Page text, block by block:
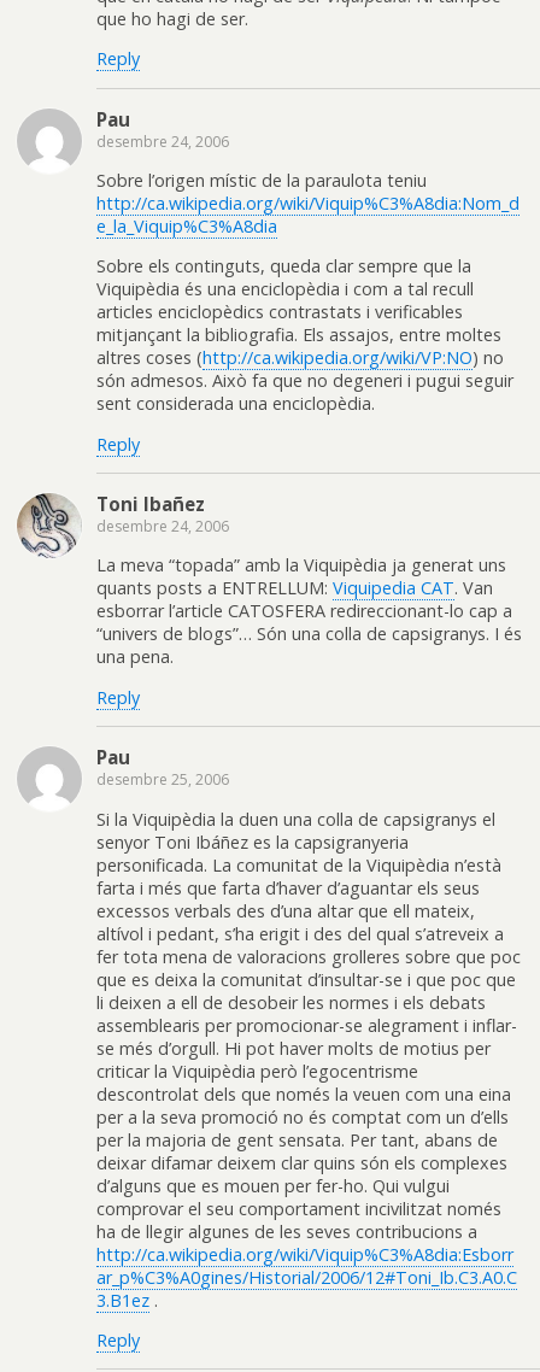
que ho hagi de ser.
Reply
Pau
desembre 24, 2006
Sobre l’origen místic de la paraulota teniu
http://ca.wikipedia.org/wiki/Viquip%C3%A8dia:Nom_d
e_la_Viquip%C3%A8dia
Sobre els continguts, queda clar sempre que la
Viquipèdia és una enciclopèdia i com a tal recull
articles enciclopèdics contrastats i verificables
mitjançant la bibliografia. Els assajos, entre moltes
altres coses (http://ca.wikipedia.org/wiki/VP:NO) no
són admesos. Això fa que no degeneri i pugui seguir
sent considerada una enciclopèdia.
Reply
Toni Ibañez
desembre 24, 2006
La meva “topada” amb la Viquipèdia ja generat uns
quants posts a ENTRELLUM: Viquipedia CAT. Van
esborrar l’article CATOSFERA redireccionant-lo cap a
“univers de blogs”… Són una colla de capsigranys. I és
una pena.
Reply
Pau
desembre 25, 2006
Si la Viquipèdia la duen una colla de capsigranys el
senyor Toni Ibáñez es la capsigranyeria
personificada. La comunitat de la Viquipèdia n’està
farta i més que farta d’haver d’aguantar els seus
excessos verbals des d’una altar que ell mateix,
altívol i pedant, s’ha erigit i des del qual s’atreveix a
fer tota mena de valoracions grolleres sobre que poc
que es deixa la comunitat d’insultar-se i que poc que
li deixen a ell de desobeir les normes i els debats
assemblearis per promocionar-se alegrament i inflar-
se més d’orgull. Hi pot haver molts de motius per
criticar la Viquipèdia però l’egocentrisme
descontrolat dels que només la veuen com una eina
per a la seva promoció no és comptat com un d’ells
per la majoria de gent sensata. Per tant, abans de
deixar difamar deixem clar quins són els complexes
d’alguns que es mouen per fer-ho. Qui vulgui
comprovar el seu comportament incivilitzat només
ha de llegir algunes de les seves contribucions a
http://ca.wikipedia.org/wiki/Viquip%C3%A8dia:Esborr
ar_p%C3%A0gines/Historial/2006/12#Toni_Ib.C3.A0.C
3.B1ez .
Reply